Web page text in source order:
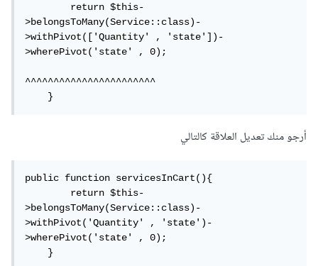
        return $this-
>belongsToMany(Service::class)-
>withPivot(['Quantity' , 'state'])-
>wherePivot('state' , 0);
^^^^^^^^^^^^^^^^^^^^^^^
    }
أرجو منك تعديل العلاقة كالتالي
public function servicesInCart(){
        return $this-
>belongsToMany(Service::class)-
>withPivot('Quantity' , 'state')-
>wherePivot('state' , 0);
    }